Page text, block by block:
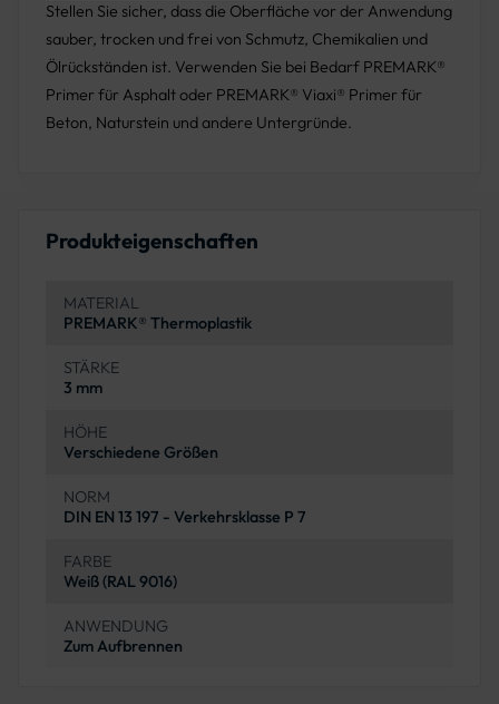
Stellen Sie sicher, dass die Oberfläche vor der Anwendung
sauber, trocken und frei von Schmutz, Chemikalien und
Ölrückständen ist. Verwenden Sie bei Bedarf PREMARK®
Primer für Asphalt oder PREMARK® Viaxi® Primer für
Beton, Naturstein und andere Untergründe.
Produkteigenschaften
MATERIAL
PREMARK® Thermoplastik
STÄRKE
3 mm
HÖHE
Verschiedene Größen
NORM
DIN EN 13 197 - Verkehrsklasse P 7
FARBE
Weiß (RAL 9016)
ANWENDUNG
Zum Aufbrennen